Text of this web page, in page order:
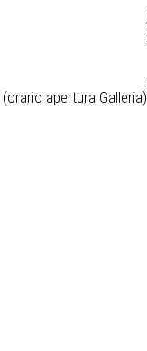
(orario apertura Galleria)